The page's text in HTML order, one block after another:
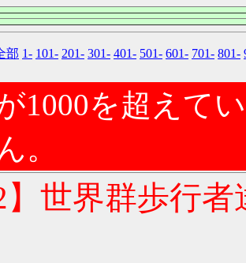
部 1- 101- 201- 301- 401- 501- 601- 701- 801-
1000を超えて
。
】世界群歩行